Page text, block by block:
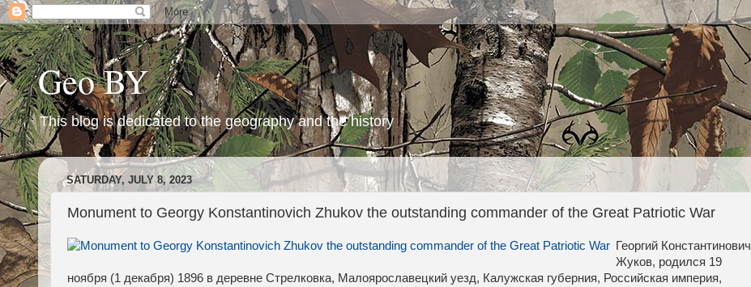
Geo BY
This blog is dedicated to the geography and the history
SATURDAY, JULY 8, 2023
Monument to Georgy Konstantinovich Zhukov the outstanding commander of the Great Patriotic War
Георгий Константинович
Жуков, родился 19
ноября (1 декабря) 1896 в деревне Стрелковка, Малоярославецкий уезд, Калужская губерния, Российская империя,